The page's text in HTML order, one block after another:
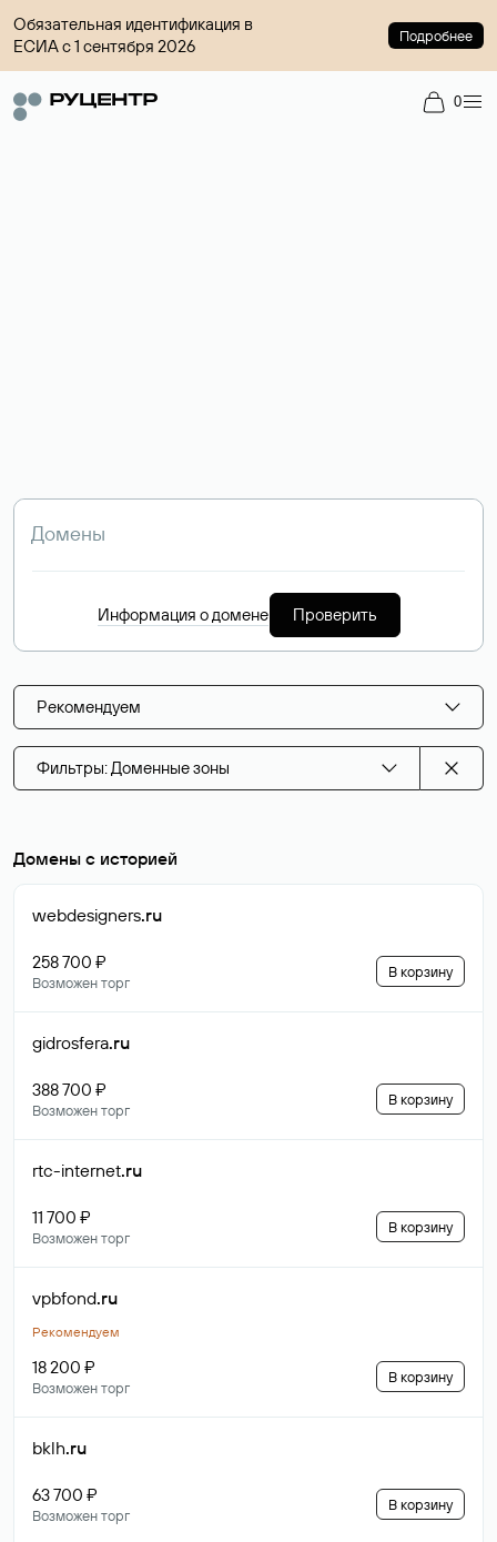
Обязательная идентификация в
ЕСИА с 1 сентября 2026
Подробнее
0
Информация о домене Проверить
Рекомендуем
Фильтры: Доменные зоны
Домены с историей
webdesigners.ru
258 700 ₽
Возможен торг
В корзину
gidrosfera.ru
388 700 ₽
Возможен торг
В корзину
rtc-internet.ru
11 700 ₽
Возможен торг
В корзину
vpbfond.ru
Рекомендуем
18 200 ₽
Возможен торг
В корзину
bklh.ru
63 700 ₽
Возможен торг
В корзину